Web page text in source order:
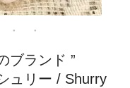
ブランド ”
ュリー / Shurry